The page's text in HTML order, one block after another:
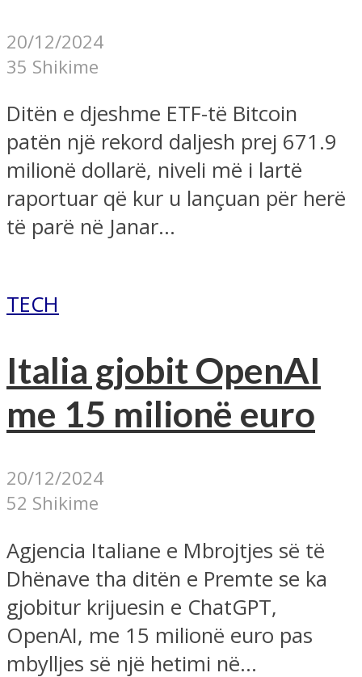
20/12/2024
35 Shikime
Ditën e djeshme ETF-të Bitcoin
patën një rekord daljesh prej 671.9
milionë dollarë, niveli më i lartë
raportuar që kur u lançuan për herë
të parë në Janar...
TECH
Italia gjobit OpenAI
me 15 milionë euro
20/12/2024
52 Shikime
Agjencia Italiane e Mbrojtjes së të
Dhënave tha ditën e Premte se ka
gjobitur krijuesin e ChatGPT,
OpenAI, me 15 milionë euro pas
mbylljes së një hetimi në...